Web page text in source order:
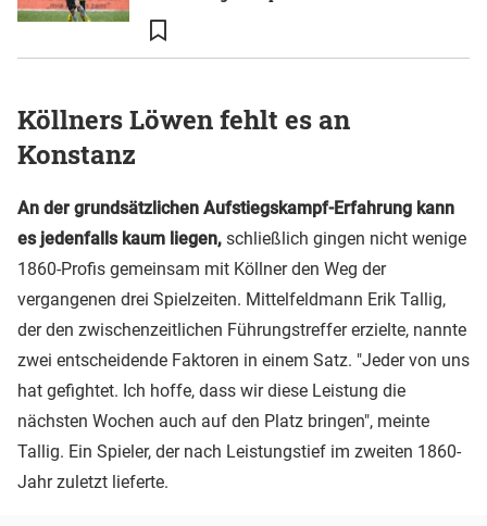
Köllners Löwen fehlt es an
Konstanz
An der grundsätzlichen Aufstiegskampf-Erfahrung kann
es jedenfalls kaum liegen, schließlich gingen nicht wenige
1860-Profis gemeinsam mit Köllner den Weg der
vergangenen drei Spielzeiten. Mittelfeldmann Erik Tallig,
der den zwischenzeitlichen Führungstreffer erzielte, nannte
zwei entscheidende Faktoren in einem Satz. "Jeder von uns
hat gefightet. Ich hoffe, dass wir diese Leistung die
nächsten Wochen auch auf den Platz bringen", meinte
Tallig. Ein Spieler, der nach Leistungstief im zweiten 1860-
Jahr zuletzt lieferte.